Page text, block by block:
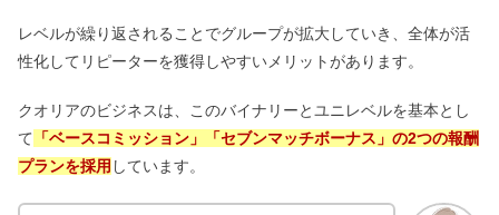
レベルが繰り返されることでグループが拡大していき、全体が活
性化してリピーターを獲得しやすいメリットがあります。
クオリアのビジネスは、このバイナリーとユニレベルを基本とし
て
「ベースコミッション」「セブンマッチボーナス」の2つの報酬
プランを採用 しています。